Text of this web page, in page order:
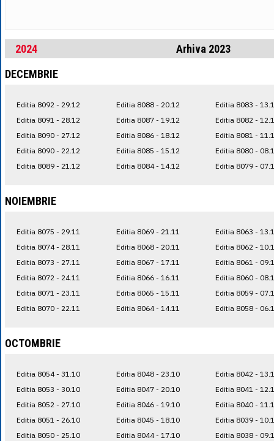
2024
Arhiva 2023
DECEMBRIE
Editia 8092 - 29.12
Editia 8091 - 28.12
Editia 8090 - 27.12
Editia 8090 - 22.12
Editia 8089 - 21.12
Editia 8088 - 20.12
Editia 8087 - 19.12
Editia 8086 - 18.12
Editia 8085 - 15.12
Editia 8084 - 14.12
Editia 8083 -
Editia 8082 -
Editia 8081 -
Editia 8080 -
Editia 8079 -
NOIEMBRIE
Editia 8075 - 29.11
Editia 8074 - 28.11
Editia 8073 - 27.11
Editia 8072 - 24.11
Editia 8071 - 23.11
Editia 8070 - 22.11
Editia 8069 - 21.11
Editia 8068 - 20.11
Editia 8067 - 17.11
Editia 8066 - 16.11
Editia 8065 - 15.11
Editia 8064 - 14.11
Editia 8063 -
Editia 8062 -
Editia 8061 -
Editia 8060 -
Editia 8059 -
Editia 8058 -
OCTOMBRIE
Editia 8054 - 31.10
Editia 8053 - 30.10
Editia 8052 - 27.10
Editia 8051 - 26.10
Editia 8050 - 25.10
Editia 8048 - 23.10
Editia 8047 - 20.10
Editia 8046 - 19.10
Editia 8045 - 18.10
Editia 8044 - 17.10
Editia 8042 -
Editia 8041 -
Editia 8040 -
Editia 8039 -
Editia 8038 -